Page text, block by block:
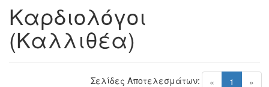
Καρδιολόγοι
(Καλλιθέα)
« 1 (current)
»
Σελίδες Αποτελεσμάτων: